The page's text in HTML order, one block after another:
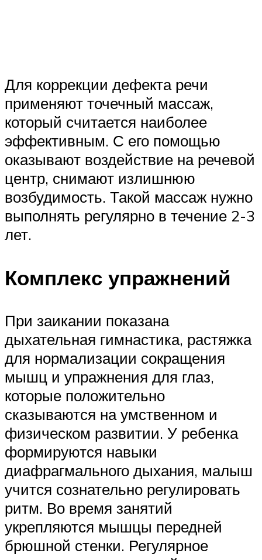
Для коррекции дефекта речи
применяют точечный массаж,
который считается наиболее
эффективным. С его помощью
оказывают воздействие на речевой
центр, снимают излишнюю
возбудимость. Такой массаж нужно
выполнять регулярно в течение 2-3
лет.
Комплекс упражнений
При заикании показана
дыхательная гимнастика, растяжка
для нормализации сокращения
мышц и упражнения для глаз,
которые положительно
сказываются на умственном и
физическом развитии. У ребенка
формируются навыки
диафрагмального дыхания, малыш
учится сознательно регулировать
ритм. Во время занятий
укрепляются мышцы передней
брюшной стенки. Регулярное